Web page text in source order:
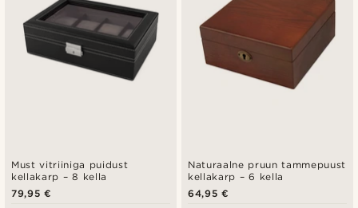
Must vitriiniga puidust
kellakarp – 8 kella
79,95 €
Naturaalne pruun tammepuust
kellakarp – 6 kella
64,95 €